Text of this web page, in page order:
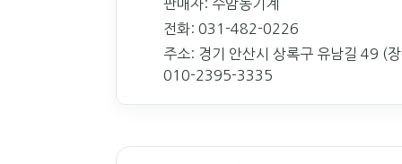
판매자: 수암농기계
전화: 031-482-0226
주소: 경기 안산시 상록구 유남길 49 (
010-2395-3335